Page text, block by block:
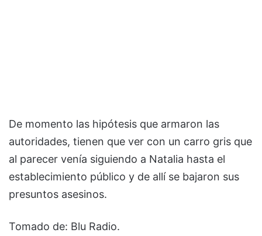
De momento las hipótesis que armaron las
autoridades, tienen que ver con un carro gris que
al parecer venía siguiendo a Natalia hasta el
establecimiento público y de allí se bajaron sus
presuntos asesinos.
Tomado de: Blu Radio.